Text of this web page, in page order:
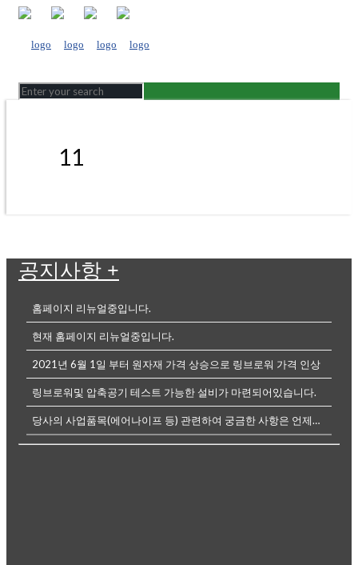
11
공지사항 +
홈페이지 리뉴얼중입니다.
현재 홈페이지 리뉴얼중입니다.
2021년 6월 1일 부터 원자재 가격 상승으로 링브로워 가격 인상
링브로워및 압축공기 테스트 가능한 설비가 마련되어있습니다.
당사의 사업품목(에어나이프 등) 관련하여 궁금한 사항은 언제든전화나, 메...